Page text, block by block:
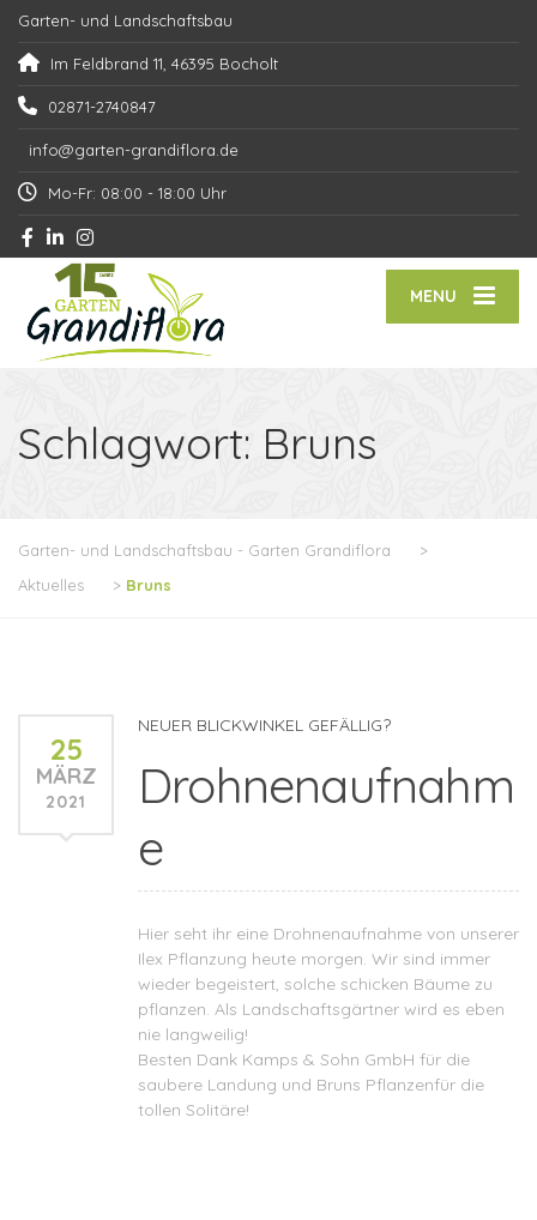
Garten- und Landschaftsbau
Im Feldbrand 11, 46395 Bocholt
02871-2740847
info@garten-grandiflora.de
Mo-Fr: 08:00 - 18:00 Uhr
MENU
Schlagwort: Bruns
Garten- und Landschaftsbau - Garten Grandiflora
>
Aktuelles
> Bruns
25
MÄRZ
2021
NEUER BLICKWINKEL GEFÄLLIG?
Drohnenaufnahm
e
Hier seht ihr eine Drohnenaufnahme von unserer
Ilex Pflanzung heute morgen. Wir sind immer
wieder begeistert, solche schicken Bäume zu
pflanzen. Als Landschaftsgärtner wird es eben
nie langweilig!
Besten Dank Kamps & Sohn GmbH für die
saubere Landung und Bruns Pflanzenfür die
tollen Solitäre!